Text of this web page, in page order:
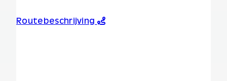
Routebeschrijving